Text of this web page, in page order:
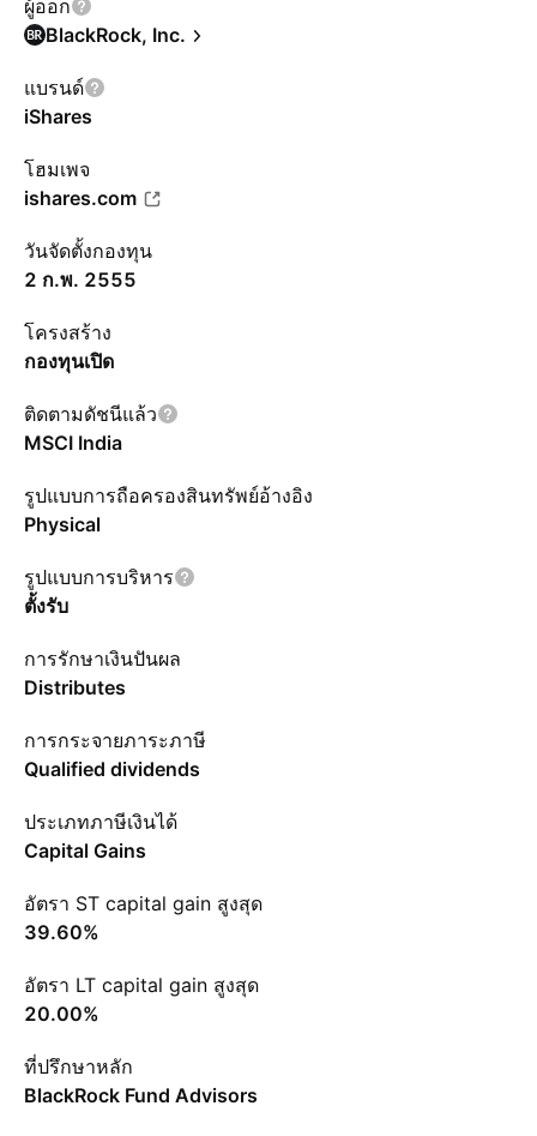
ผู้ออก
BlackRock, Inc.
แบรนด์
iShares
โฮมเพจ
ishares.com
วันจัดตั้งกองทุน
2 ก.พ. 2555
โครงสร้าง
กองทุนเปิด
ติดตามดัชนีแล้ว
MSCI India
รูปแบบการถือครองสินทรัพย์อ้างอิง
Physical
รูปแบบการบริหาร
ตั้งรับ
การรักษาเงินปันผล
Distributes
การกระจายภาระภาษี
Qualified dividends
ประเภทภาษีเงินได้
Capital Gains
อัตรา ST capital gain สูงสุด
39.60%
อัตรา LT capital gain สูงสุด
20.00%
ที่ปรึกษาหลัก
BlackRock Fund Advisors